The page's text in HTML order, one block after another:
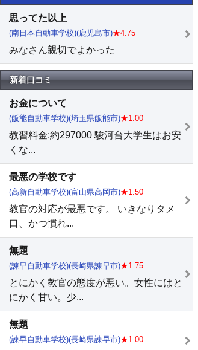
思ってた以上
(南日本自動車学校)(鹿児島市)★4.75
みなさん親切でよかった
新着口コミ
お金について
(飯能自動車学校)(埼玉県飯能市)★1.00
教習料金:約297000 駿河台大学生はお安
くな...
最悪の学校です
(高新自動車学校)(富山県高岡市)★1.50
教官の対応が最悪です。 いきなりタメ
口、かつ慣れ...
無題
(諫早自動車学校)(長崎県諫早市)★1.75
とにかく教官の態度が悪い。女性にはと
にかく甘い。少...
無題
(諫早自動車学校)(長崎県諫早市)★1.00